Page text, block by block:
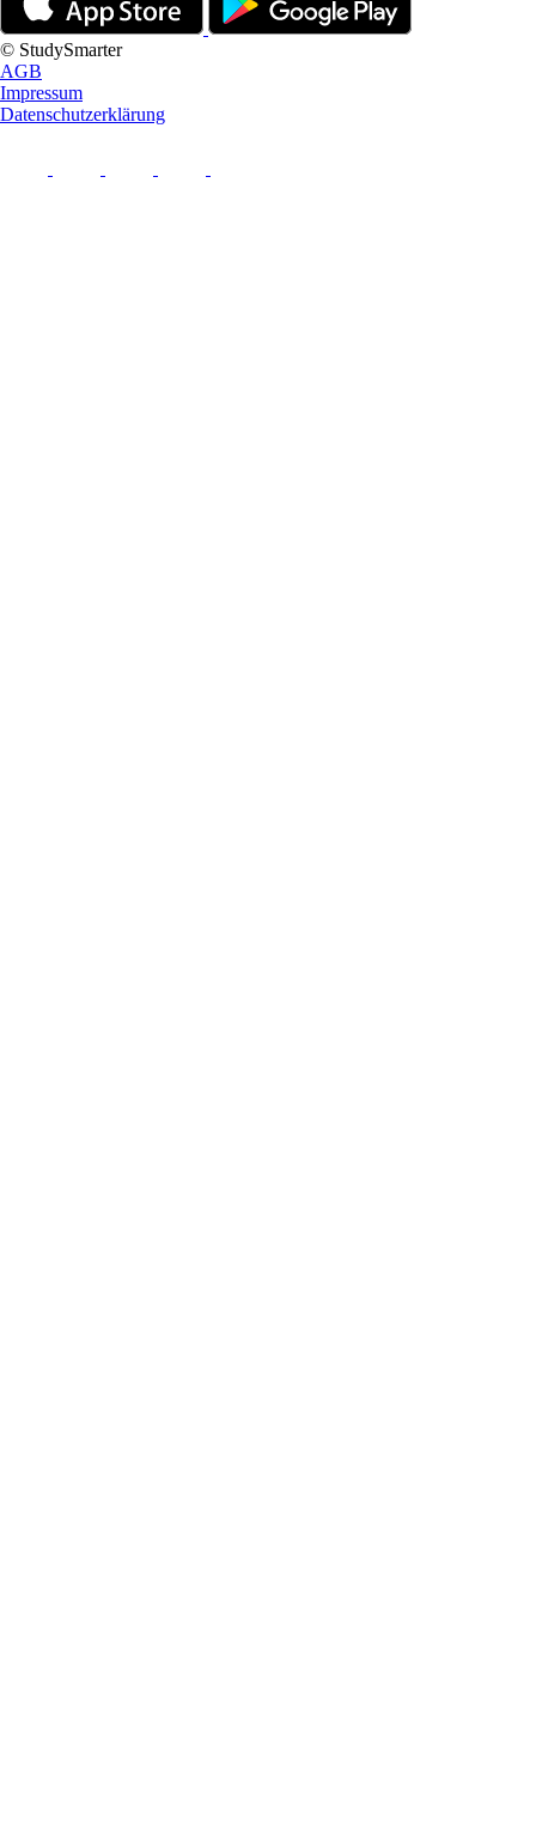
© StudySmarter
AGB
Impressum
Datenschutzerklärung